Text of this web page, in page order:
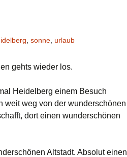
sonne urlaub
gehts wieder los.
Heidelberg einem Besuch
weit weg von der wunderschönen
dort einen wunderschönen
Altstadt. Absolut einen